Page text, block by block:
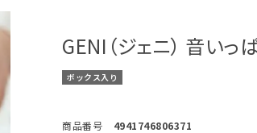
GENI（ジェニ） 音いっ
ボックス入り
商品番号 4941746806371